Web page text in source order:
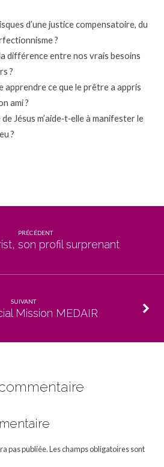
d’une justice compensatoire, du
?
différence entre nos vrais besoins
?
apprendre ce que le prêtre a appris
ami ?
Jésus m’aide‐t‐elle à manifester le
?
PRÉCÉDENT
son profil surprenant
SUIVANT
Mission MEDAIR
pas publiée.Les champs obligatoires sont